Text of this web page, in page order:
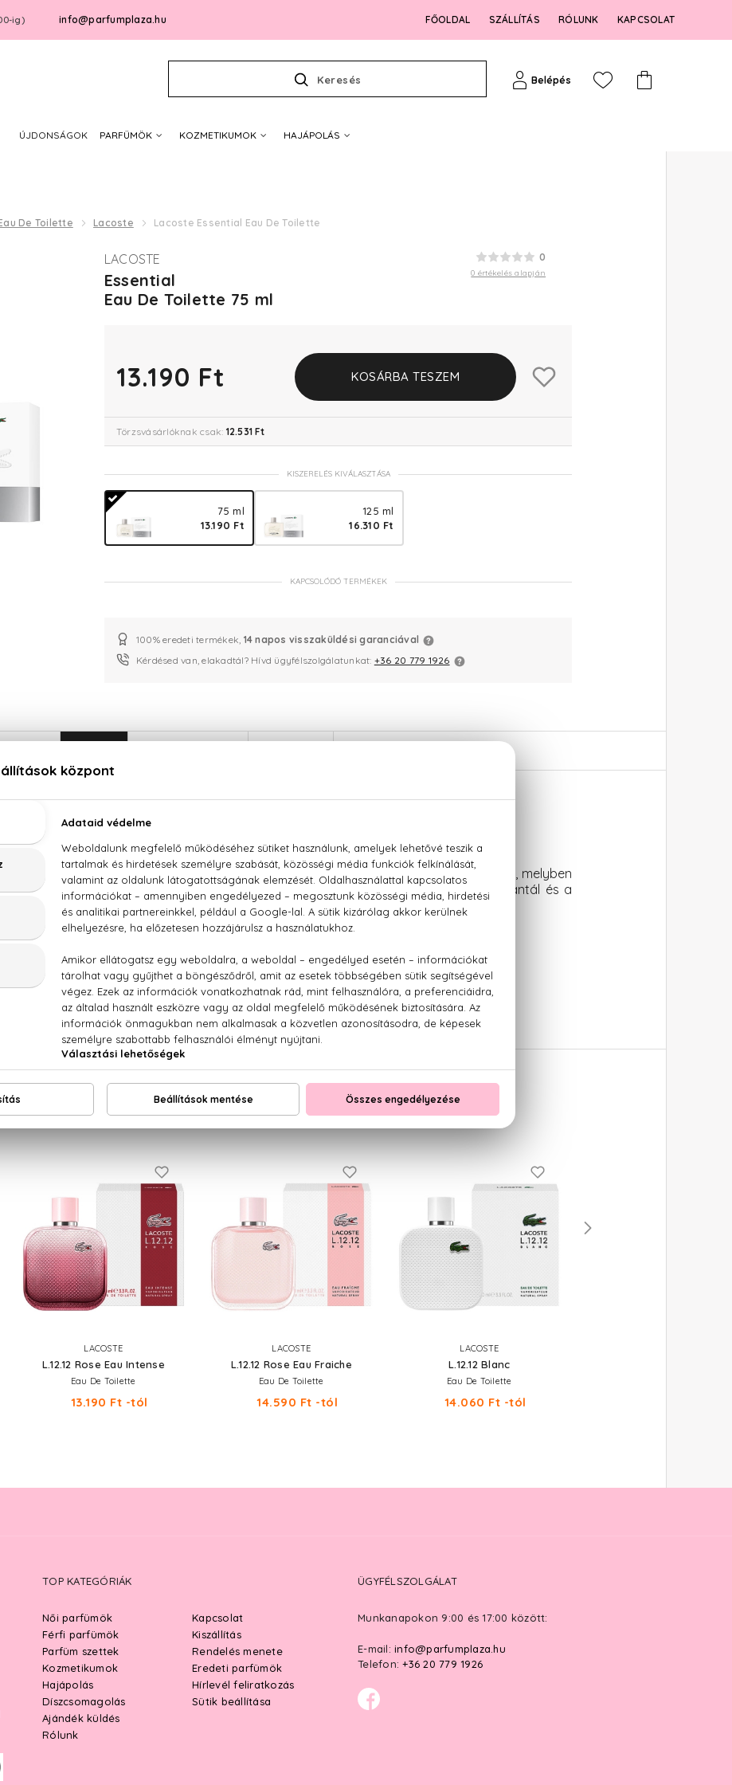
ig) info@parfumplaza.hu FŐOLDAL SZÁLLÍTÁS RÓLUNK KAPCSOLAT
Keresés Belépés
ÚJDONSÁGOK PARFÜMÖK KOZMETIKUMOK HAJÁPOLÁS
De Toilette Lacoste Lacoste Essential Eau De Toilette
0
0 értékelés alapján
LACOSTE
Essential
Eau De Toilette 75 ml
13.190 Ft KOSÁRBA TESZEM
Törzsvásárlóknak csak: 12.531 Ft
KISZERELÉS KIVÁLASZTÁSA
75 ml
13.190 Ft
125 ml
16.310 Ft
KAPCSOLÓDÓ TERMÉKEK
100% eredeti termékek, 14 napos visszaküldési garanciával
Kérdésed van, elakadtál? Hívd ügyfélszolgálatunkat: +36 20 779 1926
Lacoste Essential Eau De Toilette
található a Lacoste Essential parfüm
üvegében. Letisztult, friss és izgalmas illat, melyben
Az
Essential ribizli és citrom párosa, melyhez a rózsa púderes illata társul. A szantál és a
a
parfüm
elmélyült legyen.
bors, fás jegyek
CITRAL, GERANIOL,
NEKED AJÁNLJUK
LACOSTE
L.12.12 Rose Eau Intense
Eau De Toilette
13.190 Ft -tól
LACOSTE
L.12.12 Rose Eau Fraiche
Eau De Toilette
14.590 Ft -tól
LACOSTE
L.12.12 Blanc
Eau De Toilette
14.060 Ft -tól
TOP KATEGÓRIÁK
Női parfümök
Férfi parfümök
Parfüm szettek
Kozmetikumok
Hajápolás
Díszcsomagolás
Ajándék küldés
Rólunk
Kapcsolat
Kiszállítás
Rendelés menete
Eredeti parfümök
Hírlevél feliratkozás
Sütik beállítása
ÜGYFÉLSZOLGÁLAT
Munkanapokon 9:00 és 17:00 között:
E-mail: info@parfumplaza.hu
Telefon: +36 20 779 1926